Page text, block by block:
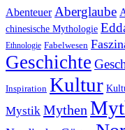
Abenteuer Aberglaube
chinesische Mythologie
Ethnologie Fabelwesen
Geschichte
Inspiration Kultur
Mystik Mythen